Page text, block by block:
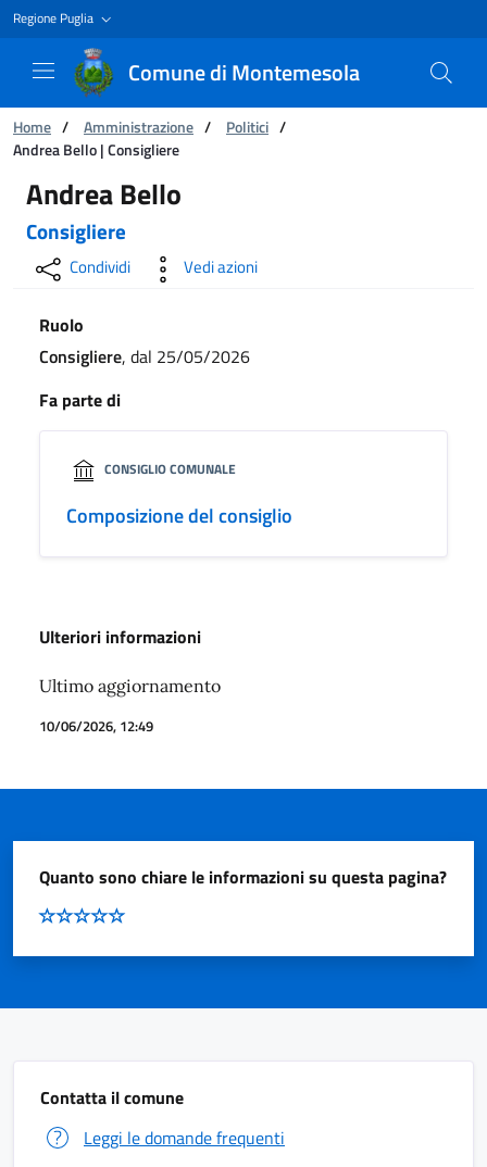
Regione Puglia
Comune di Montemesola
Ti trovi in:
Home / Amministrazione / Politici /
Andrea Bello | Consigliere
Andrea Bello | Consigliere
Andrea Bello
Consigliere
Condividi Vedi azioni
Ruolo
Consigliere, dal 25/05/2026
Fa parte di
CONSIGLIO COMUNALE
Composizione del consiglio
Ulteriori informazioni
Ultimo aggiornamento
10/06/2026, 12:49
Quanto sono chiare le informazioni su questa pagina?
Contatta il comune
Leggi le domande frequenti